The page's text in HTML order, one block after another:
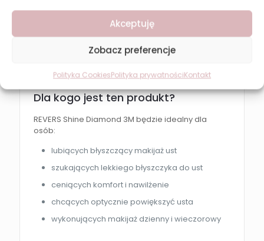
Akceptuję
Zobacz preferencje
Polityka CookiesPolityka prywatnościKontakt
lub na ulubioną pomadkę dla dodatkowego
blasku.
W razie potrzeby dołóż kolejną warstwę dla
Dla kogo jest ten produkt?
REVERS Shine Diamond 3M będzie idealny dla
osób:
lubiących błyszczący makijaż ust
szukających lekkiego błyszczyka do ust
ceniących komfort i nawilżenie
chcących optycznie powiększyć usta
wykonujących makijaż dzienny i wieczorowy